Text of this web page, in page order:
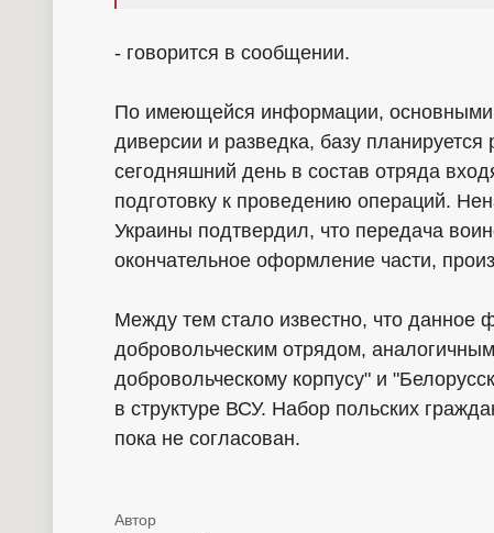
- говорится в сообщении.
По имеющейся информации, основными
диверсии и разведка, базу
сегодняшний день в состав отряда
подготовку к проведению операций.
Украины подтвердил, что передача
окончательное оформление части,
Между тем стало известно, что данное
добровольческим отрядом,
добровольческому корпусу" и
в структуре ВСУ. Набор польских
пока не согласован.